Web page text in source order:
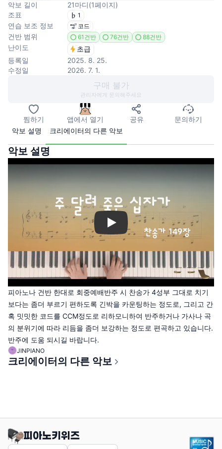
악보 길이 21마디(1페이지)
조표
1
연습 보조 정보 코드
건반 범위 61건반 76건반 88건반
난이도
초급
등록일
2025. 8. 25.
수정일
2026. 7. 1.
구매 불가
관리자에게 문의해주세요
찜하기 앱에서 열기 공유
문의하기
악보 설명
크리에이터의 다른 악보
악보 설명
Play
피아노나 건반 한대로 회중예배반주 시 찬송가 4성부 그대로 치기
보다는 좀더 부르기 편하도록 긴박을 카운팅하는 정도로, 그리고 간
혹 밋밋한 코드를 CCM정도로 리하모니하여 반주하거나 가사나 곡
의 분위기에 따라 리듬을 좀더 보강하는 정도로 편곡하고 있습니다.
반주에 도움 되시길 바랍니다.
JINPIANO
크리에이터의 다른 악보